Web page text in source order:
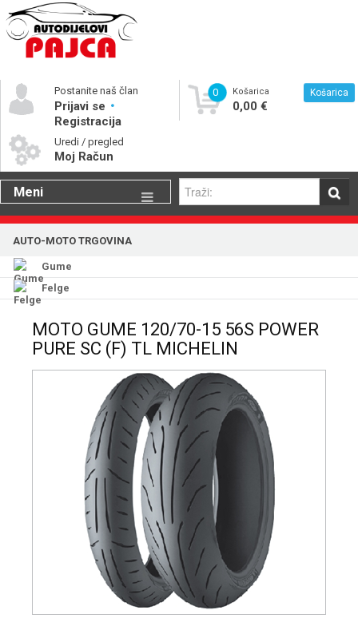
Postanite naš član
Prijavi se
Registracija
Uredi / pregled
Moj Račun
0 Košarica
0,00 €
Košarica
Meni
Gume
Katalog rezervnih dijelova
AUTO-MOTO TRGOVINA
Gume
Felge
MOTO GUME 120/70-15 56S POWER
PURE SC (F) TL MICHELIN